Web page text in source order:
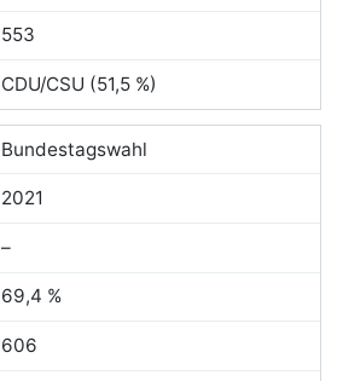
553
CDU/CSU (51,5 %)
Bundestagswahl
2021
–
69,4 %
606